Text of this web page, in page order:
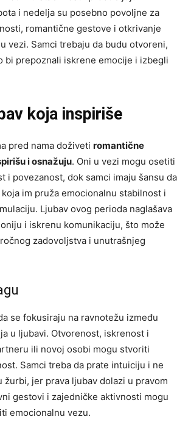
i nedelja su posebno povoljne za
romantične gestove i otkrivanje
vezi. Samci trebaju da budu otvoreni,
bi prepoznali iskrene emocije i izbegli
koja inspiriše
pred nama doživeti romantične
i osnažuju. Oni u vezi mogu osetiti
i povezanost, dok samci imaju šansu da
im pruža emocionalnu stabilnost i
Ljubav ovog perioda naglašava
i iskrenu komunikaciju, što može
zadovoljstva i unutrašnjeg
se fokusiraju na ravnotežu između
u ljubavi. Otvorenost, iskrenost i
ili novoj osobi mogu stvoriti
Samci treba da prate intuiciju i ne
žurbi, jer prava ljubav dolazi u pravom
gestovi i zajedničke aktivnosti mogu
emocionalnu vezu.